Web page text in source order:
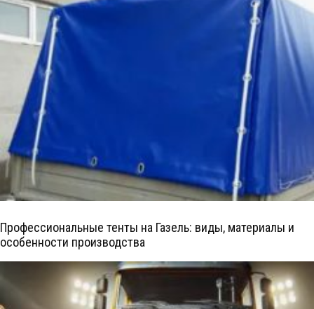
Профессиональные тенты на Газель: виды, материалы и
особенности производства